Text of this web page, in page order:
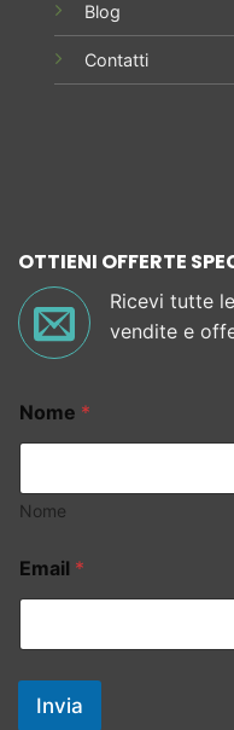
Blog
Contatti
OTTIENI OFFERTE
Ricevi tutte
vendite e
Nome *
Nome
Email *
Invia